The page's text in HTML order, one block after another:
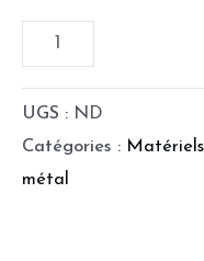
UGS : ND
Catégories :
métal